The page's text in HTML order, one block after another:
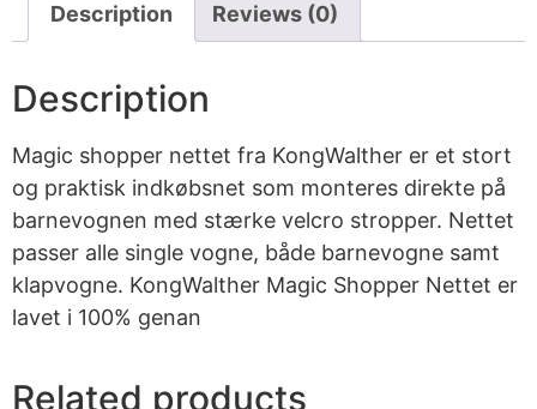
Description Reviews (0)
Description
Magic shopper nettet fra KongWalther er et stort
og praktisk indkøbsnet som monteres direkte på
barnevognen med stærke velcro stropper. Nettet
passer alle single vogne, både barnevogne samt
klapvogne. KongWalther Magic Shopper Nettet er
lavet i 100% genan
Related products